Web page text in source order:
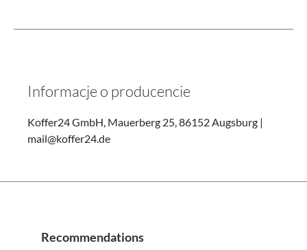
Informacje o producencie
Koffer24 GmbH, Mauerberg 25, 86152 Augsburg |
mail@koffer24.de
Pomiń galerię produktów
Recommendations